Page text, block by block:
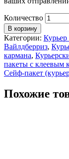
Количество
В корзину
Категории: Курьер
Вайлдберриз,
кармана,
пакеты с клеевым
Сейф-пакет
Похожие